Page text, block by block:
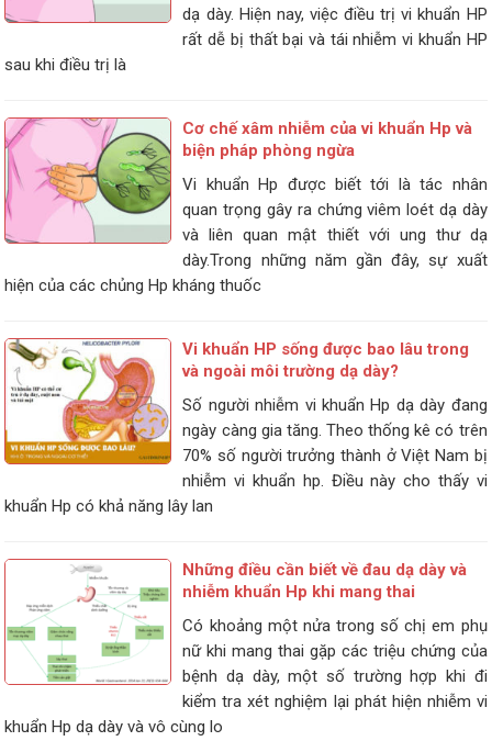
dạ dày. Hiện nay, việc điều trị vi khuẩn HP
rất dễ bị thất bại và tái nhiễm vi khuẩn HP
sau khi điều trị là
Cơ chế xâm nhiễm của vi khuẩn Hp và
biện pháp phòng ngừa
Vi khuẩn Hp được biết tới là tác nhân
quan trọng gây ra chứng viêm loét dạ dày
và liên quan mật thiết với ung thư dạ
dày.Trong những năm gần đây, sự xuất
hiện của các chủng Hp kháng thuốc
Vi khuẩn HP sống được bao lâu trong
và ngoài môi trường dạ dày?
Số người nhiễm vi khuẩn Hp dạ dày đang
ngày càng gia tăng. Theo thống kê có trên
70% số người trưởng thành ở Việt Nam bị
nhiễm vi khuẩn hp. Điều này cho thấy vi
khuẩn Hp có khả năng lây lan
Những điều cần biết về đau dạ dày và
nhiễm khuẩn Hp khi mang thai
Có khoảng một nửa trong số chị em phụ
nữ khi mang thai gặp các triệu chứng của
bệnh dạ dày, một số trường hợp khi đi
kiểm tra xét nghiệm lại phát hiện nhiễm vi
khuẩn Hp dạ dày và vô cùng lo